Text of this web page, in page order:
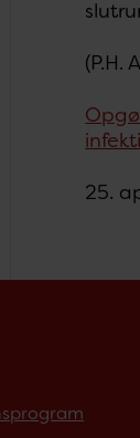
(P.H.
25.